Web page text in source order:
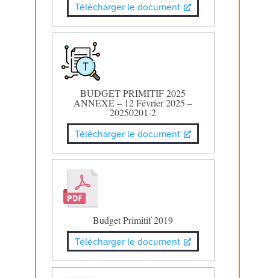
Télécharger le document
BUDGET PRIMITIF 2025
ANNEXE – 12 Février 2025 –
20250201-2
Télécharger le document
Budget Primitif 2019
Télécharger le document